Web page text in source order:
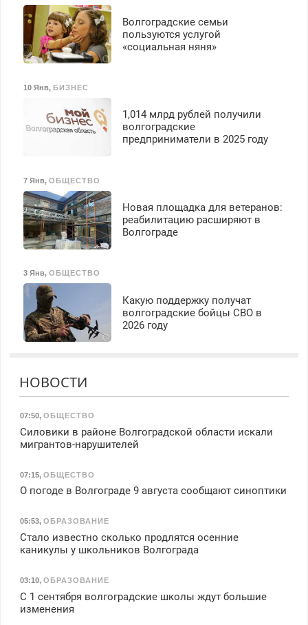
Волгоградские семьи
пользуются услугой
«социальная няня»
10 Янв, БИЗНЕС
1,014 млрд рублей получили
волгоградские
предприниматели в 2025 году
7 Янв, ОБЩЕСТВО
Новая площадка для ветеранов:
реабилитацию расширяют в
Волгограде
3 Янв, ОБЩЕСТВО
Какую поддержку получат
волгоградские бойцы СВО в
2026 году
НОВОСТИ
07:50, ОБЩЕСТВО
Силовики в районе Волгоградской области искали
мигрантов-нарушителей
07:15, ОБЩЕСТВО
О погоде в Волгограде 9 августа сообщают синоптики
05:53, ОБРАЗОВАНИЕ
Стало известно сколько продлятся осенние
каникулы у школьников Волгограда
03:10, ОБРАЗОВАНИЕ
С 1 сентября волгоградские школы ждут большие
изменения